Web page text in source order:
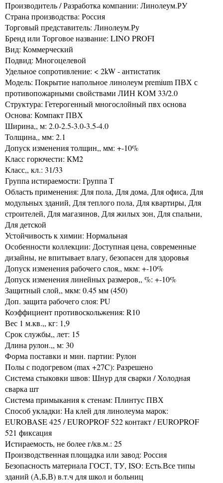
Производитель / Разработка компании: Линолеум.РУ
Страна производства: Россия
Торговый представитель: Линолеум.Ру
Бренд или Торговое название: LINO PROFI
Вид: Коммерческий
Подвид: Многоцелевой
Удельное сопротивление: < 2kW - антистатик
Модель: Покрытие напольное линолеум premium ПВХ с
противопожарными свойствами ЛИН КОМ 33/2.0
Структура: Гетерогенный многослойный пвх основа
Основа: Компакт ПВХ
Ширина,, м: 2.0-2.5-3.0-3.5-4.0
Толщина,, мм: 2.1
Допуск изменения толщин,, мм: +-10%
Класс горючести: КМ2
Класс,, кл.: 31/33
Группа истираемости: Группа Т
Область применения: Для пола, Для дома, Для офиса, Для
модульных зданий, Для теплого пола, Для квартиры, Для
строителей, Для магазинов, Для жилых зон, Для спальни,
Для детской
Устойчивость к химии: Нормальная
Особенности коллекции: Доступная цена, современные
дизайны, не впитывает влагу, безопасен для здоровья
Допуск изменения рабочего слоя,, мкм: +-10%
Допуск изменения линейных размеров,, %: +-10%
Защитный слой,, мкм: 0.45 мм (450)
Доп. защита рабочего слоя: PU
Коэффициент противоскольжения: R10
Вес 1 м.кв.,, кг: 1,9
Срок службы,, лет: 15
Длина рулон.,, м: 30
Форма поставки и мин. партии: Рулон
Полы с подогревом (max +27C): Разрешено
Система стыковки швов: Шнур для сварки / Холодная
сварка шт
Система примыкания к стенам: Плинтус ПВХ
Способ укладки: На клей для линолеума марок:
EUROBASE 425 / EUROPROF 522 контакт / EUROPROF
521 фиксация
Истираемость, не более г/кв.м.: 25
Производственная площадка или завод: Россия
Безопасность материала ГОСТ, ТУ, ISO: Есть.Все типы
зданий (А,Б,В) в.т.ч для школ и больниц